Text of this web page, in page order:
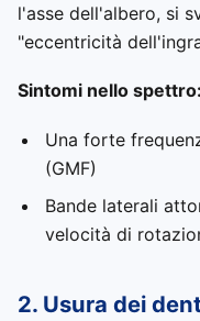
l'asse dell'albero, si
"eccentricità
Sintomi nello spettro:
Una forte
(GMF)
Bande laterali
velocità di
2. Usura dei